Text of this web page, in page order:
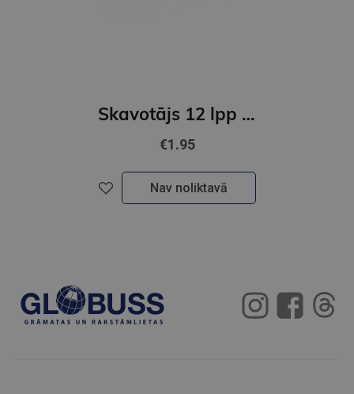
Skavotājs 12 lpp melns N10
€1.95
Nav noliktavā